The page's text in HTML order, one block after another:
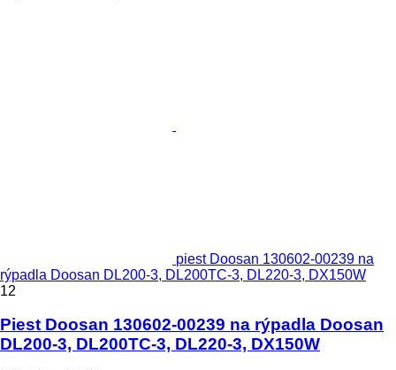
piest Doosan 130602-00239 na
rýpadla Doosan DL200-3, DL200TC-3, DL220-3, DX150W
12
Piest Doosan 130602-00239 na rýpadla Doosan
DL200-3, DL200TC-3, DL220-3, DX150W